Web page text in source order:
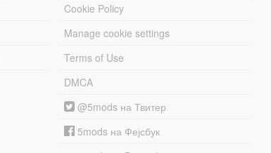
Cookie Policy
Manage cookie settings
Terms of Use
DMCA
@5mods на Твитер
5mods на Фејсбук